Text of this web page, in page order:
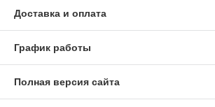
Доставка и оплата
График работы
Полная версия сайта